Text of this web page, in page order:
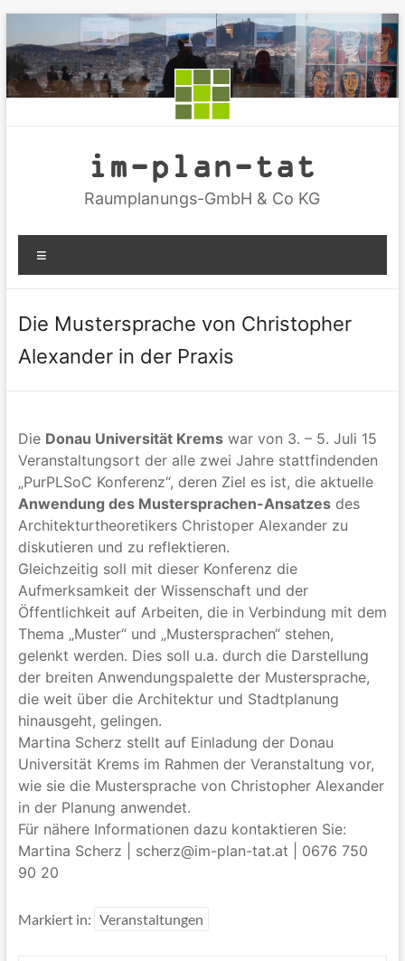
Inhalt
springen
im-plan-tat
Raumplanungs-GmbH & Co KG
Die Mustersprache von Christopher
Alexander in der Praxis
Die Donau Universität Kremswar von 3. – 5. Juli 15
Veranstaltungsort der alle zwei Jahre stattfindenden
„PurPLSoC Konferenz“, deren Ziel es ist, die aktuelle
Anwendung des Mustersprachen-Ansatzesdes
Architekturtheoretikers Christoper Alexander zu
diskutieren und zu reflektieren.
Gleichzeitig soll mit dieser Konferenz die
Aufmerksamkeit der Wissenschaft und der
Öffentlichkeit auf Arbeiten, die in Verbindung mit dem
Thema „Muster“ und „Mustersprachen“ stehen,
gelenkt werden. Dies soll u.a. durch die Darstellung
der breiten Anwendungspalette der Mustersprache,
die weit über die Architektur und Stadtplanung
hinausgeht, gelingen.
Martina Scherz stellt auf Einladung der Donau
Universität Krems im Rahmen der Veranstaltung vor,
wie sie die Mustersprache von Christopher Alexander
in der Planung anwendet.
Für nähere Informationen dazu kontaktieren Sie:
Martina Scherz | scherz@im-plan-tat.at | 0676 750
90 20
Markiert in: Veranstaltungen